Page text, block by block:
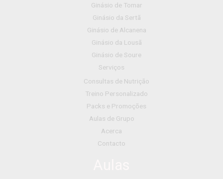
Ginásio de Tomar
Ginásio da Sertã
Ginásio de Alcanena
Ginásio da Lousã
Ginásio de Soure
Serviços
Consultas de Nutrição
Treino Personalizado
Packs e Promoções
Aulas de Grupo
Acerca
Contacto